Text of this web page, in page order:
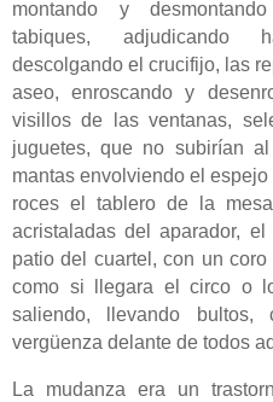
montando y
tabiques, adjudicando
descolgando el crucifijo, las
aseo, enroscando y
visillos de las ventanas,
juguetes, que no subirían
mantas envolviendo el
roces el tablero de la
acristaladas del aparador,
patio del cuartel, con un
como si llegara el circo o
saliendo, llevando bultos,
vergüenza delante de todos
La mudanza era un